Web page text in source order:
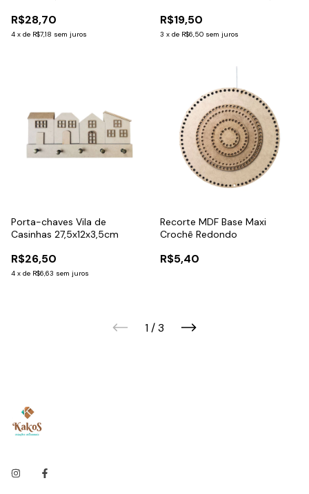
R$28,70
4 x de R$7,18 sem juros
R$19,50
3 x de R$6,50 sem juros
Porta-chaves Vila de
Casinhas 27,5x12x3,5cm
R$26,50
4 x de R$6,63 sem juros
Recorte MDF Base Maxi
Crochê Redondo
R$5,40
1/3